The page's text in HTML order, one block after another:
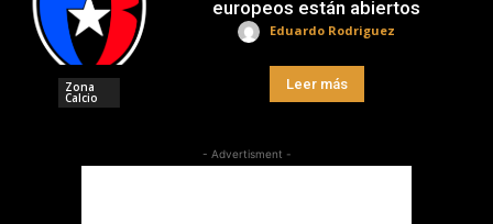
Zona
Calcio
europeos están abiertos
Eduardo Rodriguez
Leer más
- Advertisment -